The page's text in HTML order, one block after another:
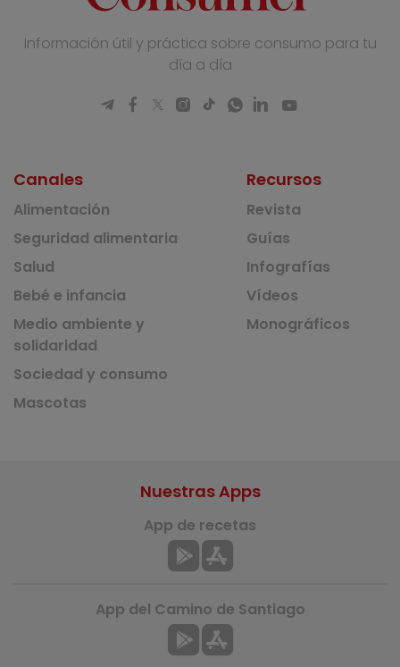
Información útil y práctica sobre consumo para tu
día a día
Canales
Alimentación
Seguridad alimentaria
Salud
Bebé e infancia
Medio ambiente y
solidaridad
Sociedad y consumo
Mascotas
Recursos
Revista
Guías
Infografías
Vídeos
Monográficos
Nuestras Apps
App de recetas
App del Camino de Santiago